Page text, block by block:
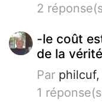
2
-le coût
de la
Par
1